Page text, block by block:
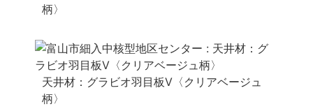
柄〉
天井材：グラビオ羽目板V〈クリアベージュ
柄〉